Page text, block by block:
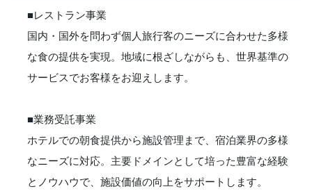
■レストラン事業
国内・国外を問わず個人旅行客のニーズに合わせた多様
な食の提供を実現。地域に根ざしながらも、世界基準の
サービスでお客様をお迎えします。
■業務受託事業
ホテルでの朝食提供から施設管理まで、宿泊業界の多様
なニーズに対応。主要ドメインとして培った豊富な経験
とノウハウで、施設価値の向上をサポートします。